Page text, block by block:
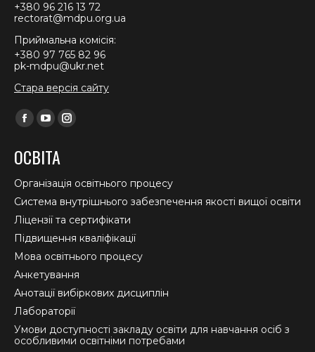
+380 96 216 13 72
rectorat@mdpu.org.ua
Приймальна комісія:
+380 97 765 82 96
pk-mdpu@ukr.net
Стара версія сайту
Find us on:
Facebook
opens
in
new
window
YouTube
opens
in
new
window
Instagram
in
new
window
ОСВІТА
Організація освітнього процесу
Система внутрішнього забезпечення якості вищої освіти
Ліцензії та сертифікати
Підвищення кваліфікації
Мова освітнього процесу
Анкетування
Анотації вибіркових дисциплін
Лабораторії
Умови доступності закладу освіти для навчання осіб з
особливими освітніми потребами